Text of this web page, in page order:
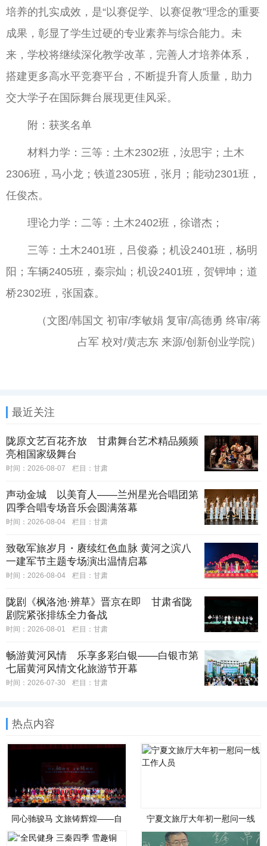
培养的扎实成效，是“以赛促学、以赛促教”理念的重要
成果，彰显了学生过硬的专业素养与综合能力。未
来，学校将继续深化教学改革，完善人才培养体系，
搭建更多高水平竞赛平台，不断提升育人质量，助力
交大学子在国际舞台展现更佳风采。
附：获奖名单
材料力学：三等：土木2302班，汝思宇；土木
2306班，马小龙；铁道2305班，张月；能动2301班，
任俊杰。
理论力学：二等：土木2402班，徐谱杰；
三等：土木2401班，吕俊淼；机设2401班，杨明
阳；车辆2405班，秦宗灿；机设2401班，贺钾坤；道
桥2302班，张国森。
（文图/韩国文 初审/李敏娟 复审/高德勇 终审/蒋
占军 校对/黄志东 来源/创新创业学院）
最近关注
陇原文艺百花齐放 甘肃舞台艺术精品频频
亮相国家级舞台
时间：2026-08-07 栏目： 甘肃
声动金城 以美育人——兰州星光合唱团第
四季合唱专场音乐会圆满落幕
时间：2026-08-04 栏目： 甘肃
致敬军旅岁月・赓续红色血脉 黄河之滨八
一建军节主题专场演出温情启幕
时间：2026-08-04 栏目： 甘肃
陇剧《枫洛池·辨草》晋京在即 甘肃省陇
剧院紧张排练全力备战
时间：2026-08-01 栏目： 甘肃
畅游黄河风情 乐享多彩白银——白银市第
七届黄河风情文化旅游节开幕
时间：2026-07-30 栏目： 甘肃
热点内容
同心驰骏马 文旅铸辉煌——自
华民族共同体意识联谊会
宁夏文旅厅大年初一慰问一线